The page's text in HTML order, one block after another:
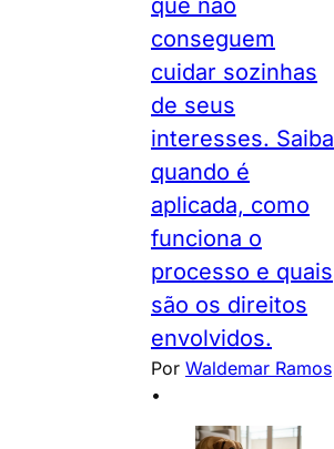
que não
conseguem
cuidar sozinhas
de seus
interesses. Saiba
quando é
aplicada, como
funciona o
processo e quais
são os direitos
envolvidos.
Por Waldemar Ramos
•